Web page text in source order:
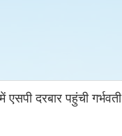
दरबार पहुंची गर्भवती